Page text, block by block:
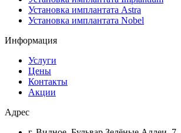
Установка имплантата Astra
Установка имплантата Nobel
Информация
Услуги
Цены
Контакты
Акции
Адрес